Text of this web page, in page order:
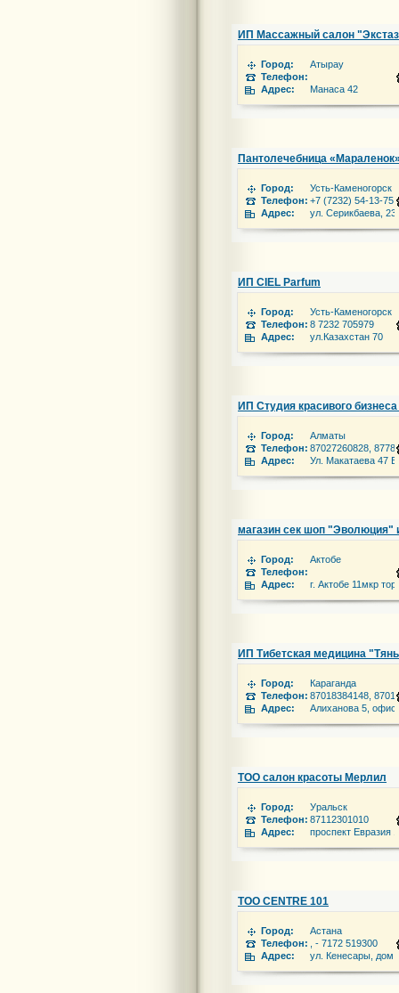
ИП Массажный салон
Город:
Атырау
Телефон:
Адрес:
Манаса 42
Пантолечебница
Город:
Усть-Каменогорск
Телефон: +7 (7232) 54-13-75,
Адрес:
ул. Серикбаева,
ИП CIEL Parfum
Город:
Усть-Каменогорск
Телефон: 8 7232 705979
Адрес:
ул.Казахстан 70
ИП Студия красивого
Город:
Алматы
Телефон: 87027260828,
Адрес:
Ул. Макатаева 47
магазин сек шоп "Эволюция"
Город:
Актобе
Телефон:
Адрес:
г. Актобе 11мкр
ИП Тибетская медицина
Город:
Караганда
Телефон: 87018384148,
Адрес:
Алиханова 5, офис
ТОО салон красоты Мерлил
Город:
Уральск
Телефон: 87112301010
Адрес:
проспект Евразия
ТОО CENTRE 101
Город:
Астана
Телефон:
, - 7172 519300
Адрес:
ул. Кенесары, дом